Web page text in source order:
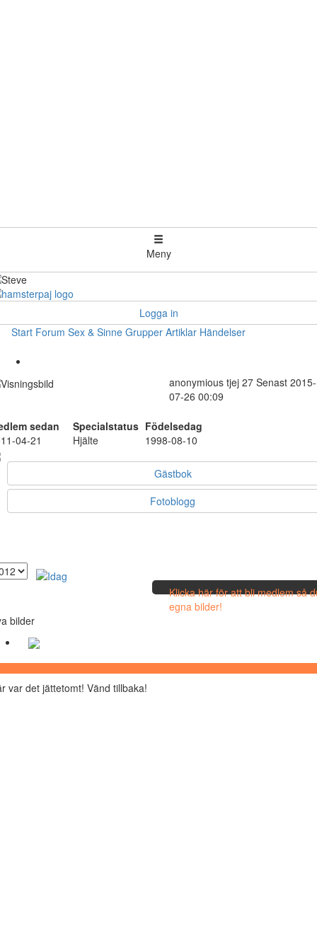
Meny
Logga in
Start Forum Sex & Sinne Grupper Artiklar Händelser
anonymious tjej 27 Senast 2015-
07-26 00:09
sedan Specialstatus Födelsedag
04-21
Hjälte 1998-08-10
Gästbok
Fotoblogg
Klicka här för att bli medlem så
egna bilder!
bilder
var det jättetomt! Vänd tillbaka!